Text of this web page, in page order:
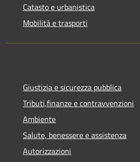
Catasto e urbanistica
Mobilità e trasporti
Giustizia e sicurezza pubblica
Tributi,finanze e contravvenzioni
Ambiente
Salute, benessere e assistenza
Autorizzazioni